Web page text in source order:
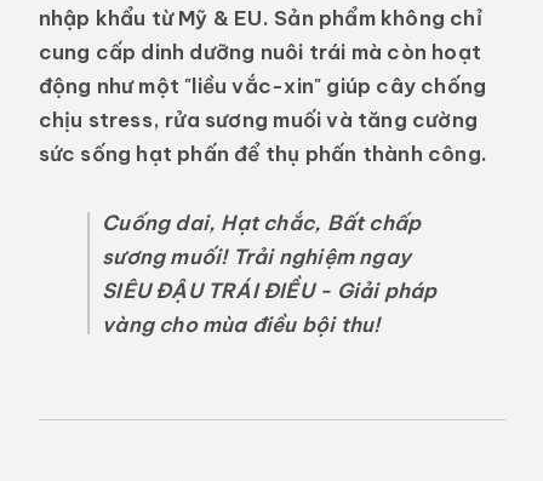
nhập khẩu từ Mỹ & EU. Sản phẩm không chỉ
cung cấp dinh dưỡng nuôi trái mà còn hoạt
động như một "liều vắc-xin" giúp cây chống
chịu stress, rửa sương muối và tăng cường
sức sống hạt phấn để thụ phấn thành công.
Cuống dai, Hạt chắc, Bất chấp
sương muối! Trải nghiệm ngay
SIÊU ĐẬU TRÁI ĐIỀU - Giải pháp
vàng cho mùa điều bội thu!